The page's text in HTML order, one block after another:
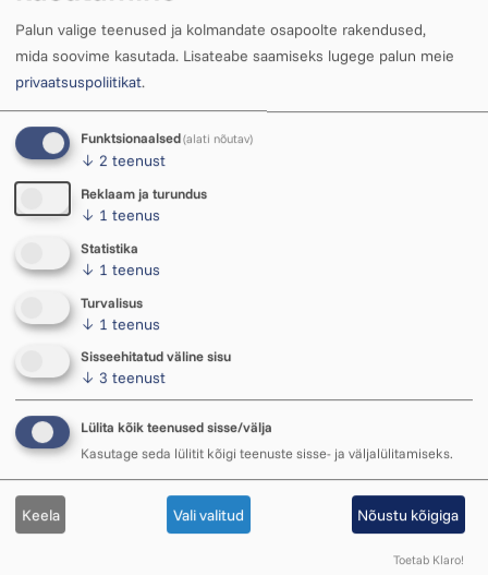
• Kinkepilet ei ole vahetatav raha vastu.
• Kui valitud piletite maksumus ületab kinkepileti
väärtuse, saab puudujääva osa juurde maksta.
• Kui valitud piletite maksumus on kinkepileti
väärtusest väiksem, vahet ei tagastata.
• Kinkepilet tuleb realiseerida ühe ostukorraga.
• Kinkepileti kehtivus on 1 (üks) aasta alates
ostuhetkest.
Kaartiostma
Palun valige teenused ja kolmandate osapoolte rakendused,
mida soovime kasutada. Lisateabe saamiseks lugege palun meie
privaatsuspoliitikat.
Funktsionaalsed(alati nõutav)
↓ 2 teenust
Reklaam ja turundus
↓ 1 teenus
Statistika
↓ 1 teenus
Turvalisus
↓ 1 teenus
Sisseehitatud väline sisu
↓ 3 teenust
Lülita kõik teenused sisse/välja
Kasutage seda lülitit kõigi teenuste sisse- ja väljalülitamiseks.
Keela Vali valitud Nõustu kõigiga
Toetab Klaro!